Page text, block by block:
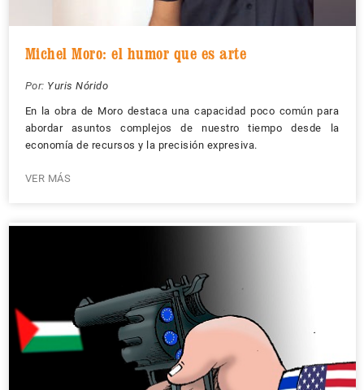
Michel Moro: el humor que es arte
Por: Yuris Nórido
En la obra de Moro destaca una capacidad poco común para
abordar asuntos complejos de nuestro tiempo desde la
economía de recursos y la precisión expresiva.
VER MÁS